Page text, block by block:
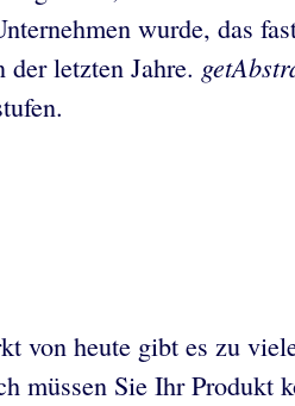
wurde, das
der letzten Jahre.
von heute gibt es zu
müssen Sie Ihr Produkt